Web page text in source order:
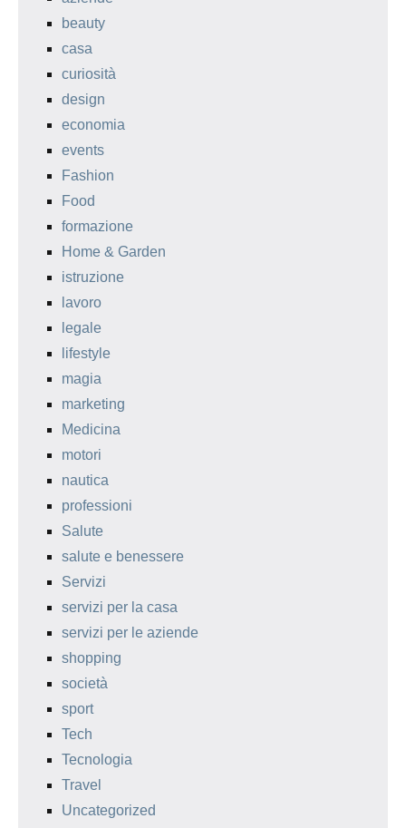
beauty
casa
curiosità
design
economia
events
Fashion
Food
formazione
Home & Garden
istruzione
lavoro
legale
lifestyle
magia
marketing
Medicina
motori
nautica
professioni
Salute
salute e benessere
Servizi
servizi per la casa
servizi per le aziende
shopping
società
sport
Tech
Tecnologia
Travel
Uncategorized